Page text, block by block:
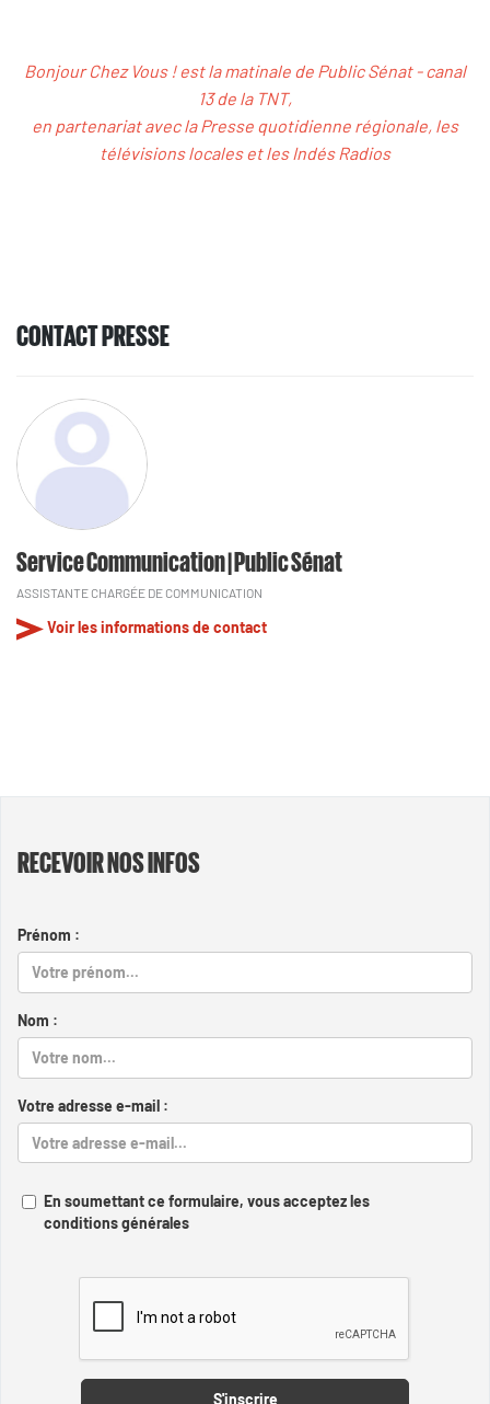
Bonjour Chez Vous ! est la matinale de Public Sénat - canal
13 de la TNT,
en partenariat avec la Presse quotidienne régionale, les
télévisions locales et les Indés Radios
CONTACT PRESSE
Service Communication | Public Sénat
ASSISTANTE CHARGÉE DE COMMUNICATION
Voir les informations de contact
RECEVOIR NOS INFOS
Prénom :
Nom :
Votre adresse e-mail :
En soumettant ce formulaire, vous acceptez les
conditions générales
S'inscrire